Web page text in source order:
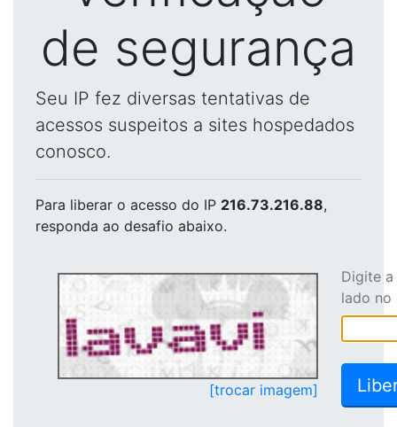
de segurança
Seu IP fez diversas tentativas de
acessos suspeitos a sites hospedados
conosco.
Para liberar o acesso do IP 216.73.216.88,
responda ao desafio abaixo.
[trocar imagem]
Digite
lado no